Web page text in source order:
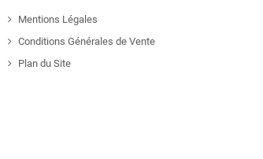
Mentions Légales
Conditions Générales de Vente
Plan du Site